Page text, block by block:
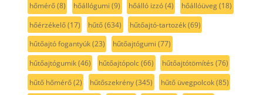
hőmérő(8) hőállógumi (9) hőálló izzó(4) hőállóüveg(18)
hőérzékelő(17) hűtő(634) hűtőajtó-tartozék(69)
hűtőajtó fogantyúk(23) hűtőajtógumi (77)
hűtőajtógumik(46) hűtőajtópolc(66) hűtőajtótömítés (76)
hűtő hőmérő(2) hűtőszekrény(345) hűtő üvegpolcok(85)